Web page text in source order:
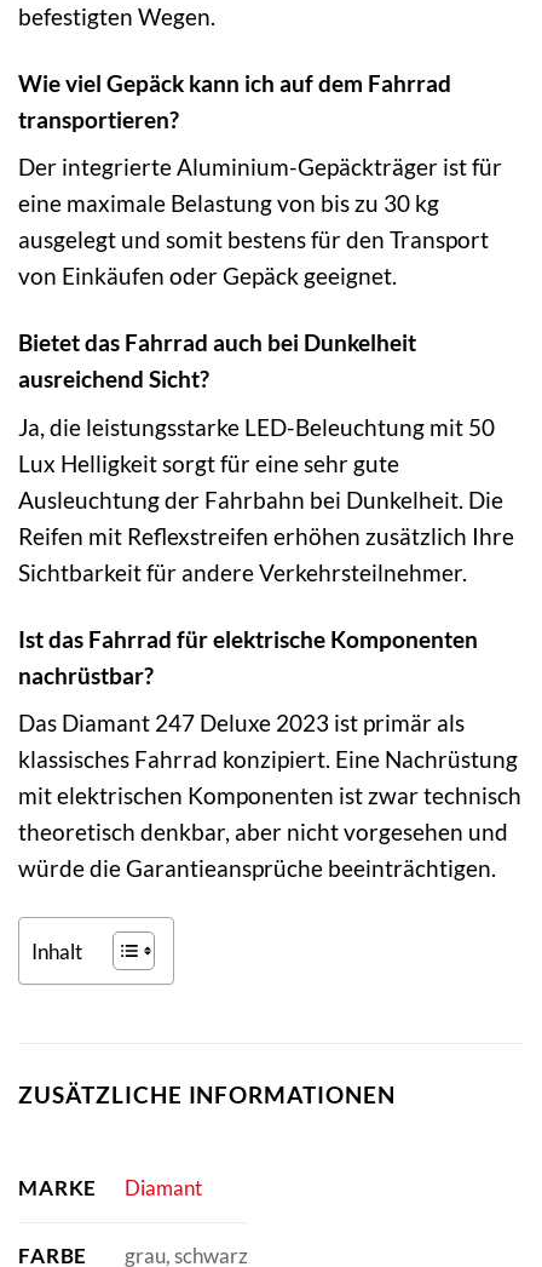
befestigten Wegen.
Wie viel Gepäck kann ich auf dem Fahrrad
transportieren?
Der integrierte Aluminium-Gepäckträger ist für
eine maximale Belastung von bis zu 30 kg
ausgelegt und somit bestens für den Transport
von Einkäufen oder Gepäck geeignet.
Bietet das Fahrrad auch bei Dunkelheit
ausreichend Sicht?
Ja, die leistungsstarke LED-Beleuchtung mit 50
Lux Helligkeit sorgt für eine sehr gute
Ausleuchtung der Fahrbahn bei Dunkelheit. Die
Reifen mit Reflexstreifen erhöhen zusätzlich Ihre
Sichtbarkeit für andere Verkehrsteilnehmer.
Ist das Fahrrad für elektrische Komponenten
nachrüstbar?
Das Diamant 247 Deluxe 2023 ist primär als
klassisches Fahrrad konzipiert. Eine Nachrüstung
mit elektrischen Komponenten ist zwar technisch
theoretisch denkbar, aber nicht vorgesehen und
würde die Garantieansprüche beeinträchtigen.
Inhalt
ZUSÄTZLICHE INFORMATIONEN
MARKE Diamant
FARBE grau, schwarz